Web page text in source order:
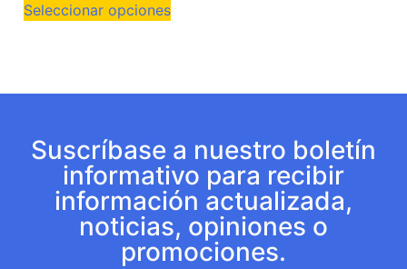
Seleccionar opciones
Suscríbase a nuestro boletín
informativo para recibir
información actualizada,
noticias, opiniones o
promociones.